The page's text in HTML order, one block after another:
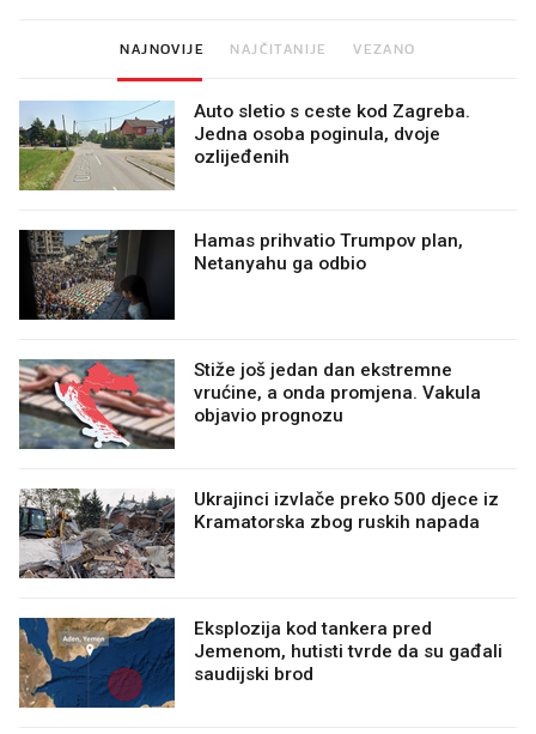
NAJNOVIJE NAJČITANIJE VEZANO
Auto sletio s ceste kod Zagreba.
Jedna osoba poginula, dvoje
ozlijeđenih
Hamas prihvatio Trumpov plan,
Netanyahu ga odbio
Stiže još jedan dan ekstremne
vrućine, a onda promjena. Vakula
objavio prognozu
Ukrajinci izvlače preko 500 djece iz
Kramatorska zbog ruskih napada
Eksplozija kod tankera pred
Jemenom, hutisti tvrde da su gađali
saudijski brod